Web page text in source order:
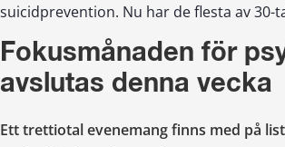
suicidprevention. Nu har de flesta av
Fokusmånaden för
avslutas denna vecka
Ett trettiotal evenemang finns med på